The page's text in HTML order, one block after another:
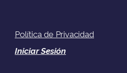
Política de Privacidad
Iniciar Sesión